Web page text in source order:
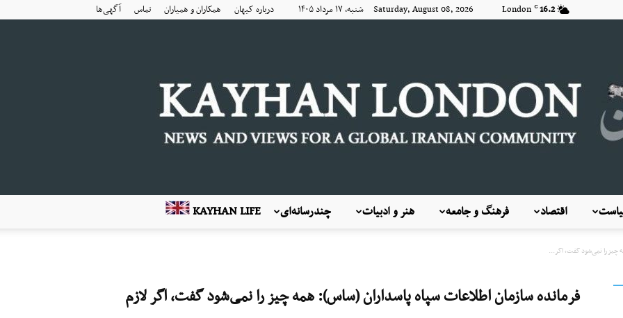
16.2
C
London Saturday, August 08, 2026 شنبه, ۱۷ مرداد ۱۴۰۵ درباره کیهان همکاران و همیاران تماس آگهی‌ها
KAYHAN LIFE چندرسانه‌ای هنر و ادبیات فرهنگ و جامعه اقتصاد
چیز را نمی‌شود گفت، اگر...
فرمانده سازمان اطلاعات سپاه پاسداران (ساس): همه چیز را نمی‌شود گفت، اگر لازم